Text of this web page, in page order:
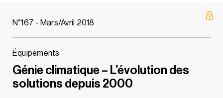
N°167 - Mars/Avril 2018
Équipements
Génie climatique – L’évolution des
solutions depuis 2000